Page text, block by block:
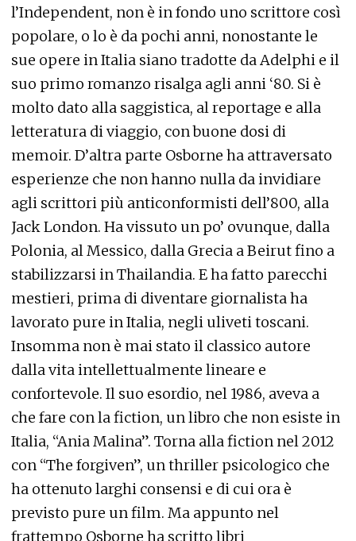
l’Independent, non è in fondo uno scrittore così
popolare, o lo è da pochi anni, nonostante le
sue opere in Italia siano tradotte da Adelphi e il
suo primo romanzo risalga agli anni ‘80. Si è
molto dato alla saggistica, al reportage e alla
letteratura di viaggio, con buone dosi di
memoir. D’altra parte Osborne ha attraversato
esperienze che non hanno nulla da invidiare
agli scrittori più anticonformisti dell’800, alla
Jack London. Ha vissuto un po’ ovunque, dalla
Polonia, al Messico, dalla Grecia a Beirut fino a
stabilizzarsi in Thailandia. E ha fatto parecchi
mestieri, prima di diventare giornalista ha
lavorato pure in Italia, negli uliveti toscani.
Insomma non è mai stato il classico autore
dalla vita intellettualmente lineare e
confortevole. Il suo esordio, nel 1986, aveva a
che fare con la fiction, un libro che non esiste in
Italia, “Ania Malina”. Torna alla fiction nel 2012
con “The forgiven”, un thriller psicologico che
ha ottenuto larghi consensi e di cui ora è
previsto pure un film. Ma appunto nel
frattempo Osborne ha scritto libri